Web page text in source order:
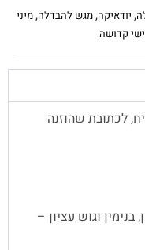
, יודאיקה,מגש להבדלה,מיני
קדושה
לכתובת שהוזנה
בנימין וגוש עציון –